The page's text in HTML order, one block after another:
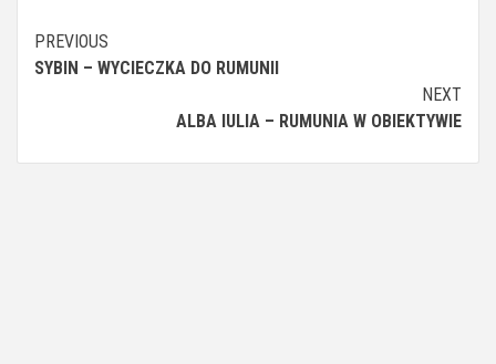
Continue
Reading
PREVIOUS
SYBIN – WYCIECZKA DO RUMUNII
NEXT
ALBA IULIA – RUMUNIA W OBIEKTYWIE